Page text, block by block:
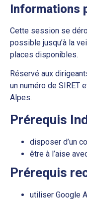
Informations
Cette session se
possible jusqu’à la
places disponibles.
Réservé aux
un numéro de SIRET
Alpes.
Prérequis
disposer d’un
être à l’aise
Prérequis
utiliser Google